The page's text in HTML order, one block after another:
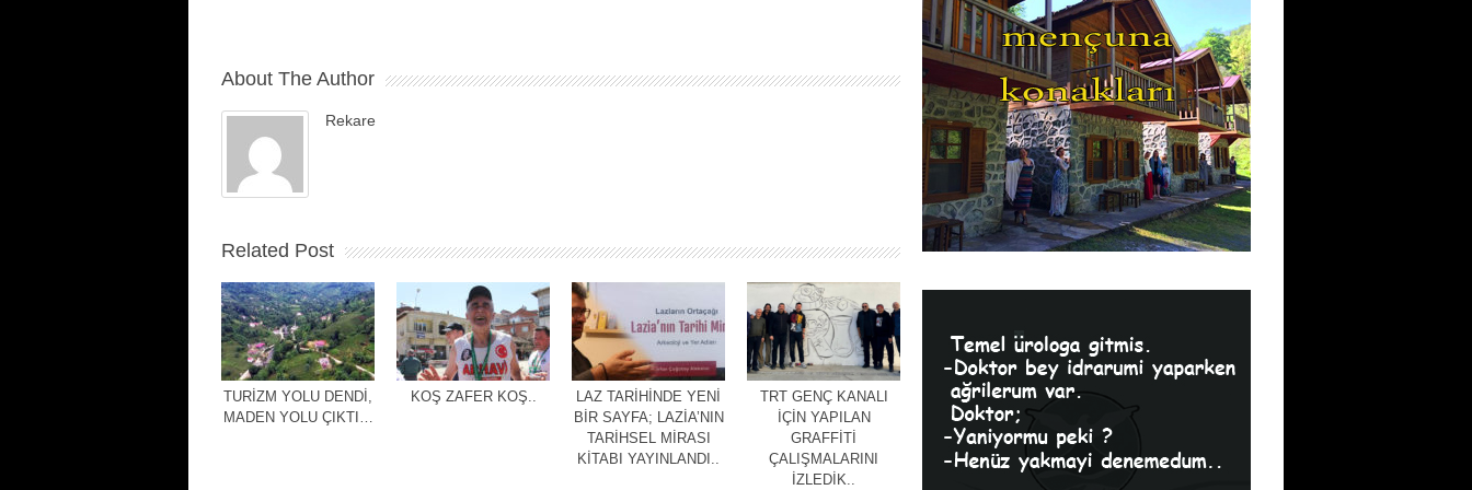
About The Author
Rekare
Related Post
TURİZM YOLU DENDİ,
MADEN YOLU ÇIKTI…
KOŞ ZAFER KOŞ..
LAZ TARİHİNDE YENİ
BİR SAYFA; LAZİA’NIN
TARİHSEL MİRASI
KİTABI YAYINLANDI..
TRT GENÇ KANALI
İÇİN YAPILAN
GRAFFİTİ
ÇALIŞMALARINI
İZLEDİK..